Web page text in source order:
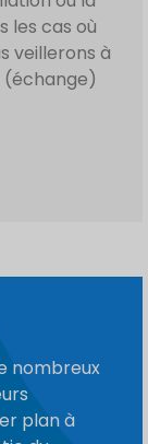
les cas où
veillerons à
nombreux
plan à